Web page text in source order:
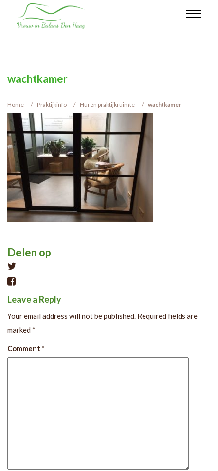
wachtkamer
Home Praktijkinfo Huren praktijkruimte wachtkamer
Delen op
Leave a Reply
Your email address will not be published. Required fields are
marked *
Comment *